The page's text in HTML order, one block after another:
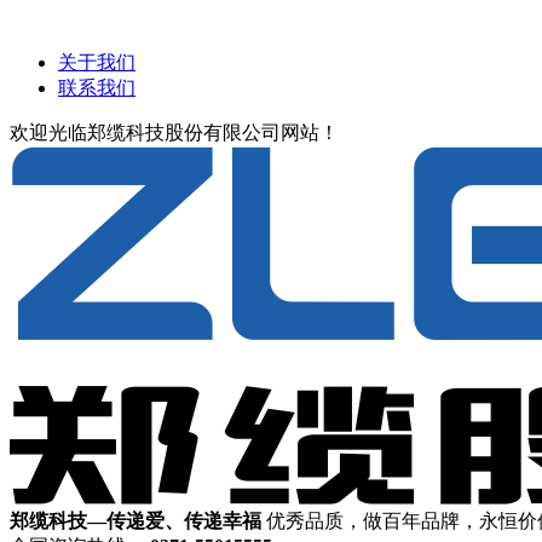
关于我们
联系我们
欢迎光临郑缆科技股份有限公司网站！
郑缆科技—传递爱、传递幸福 优秀品质，做百年品牌，永恒价